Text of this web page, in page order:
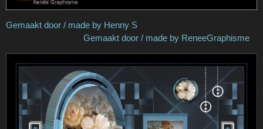
Gemaakt door / made by Henny S
Gemaakt door / made by ReneeGraphisme